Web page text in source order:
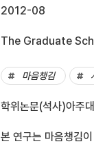
2012-08
The Graduate
마음챙김
학위논문(석사)아주
본 연구는 마음챙김